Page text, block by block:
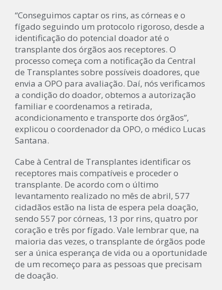
“Conseguimos captar os rins, as córneas e o
fígado seguindo um protocolo rigoroso, desde a
identificação do potencial doador até o
transplante dos órgãos aos receptores. O
processo começa com a notificação da Central
de Transplantes sobre possíveis doadores, que
envia a OPO para avaliação. Daí, nós verificamos
a condição do doador, obtemos a autorização
familiar e coordenamos a retirada,
acondicionamento e transporte dos órgãos”,
explicou o coordenador da OPO, o médico Lucas
Santana.
Cabe à Central de Transplantes identificar os
receptores mais compatíveis e proceder o
transplante. De acordo com o último
levantamento realizado no mês de abril, 577
cidadãos estão na lista de espera pela doação,
sendo 557 por córneas, 13 por rins, quatro por
coração e três por fígado. Vale lembrar que, na
maioria das vezes, o transplante de órgãos pode
ser a única esperança de vida ou a oportunidade
de um recomeço para as pessoas que precisam
de doação.